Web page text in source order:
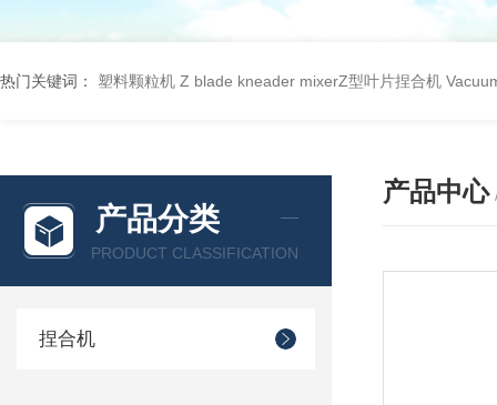
热门关键词： 塑料颗粒机 Z blade kneader mixerZ型叶片捏合机
产品分类
PRODUCT CLASSIFICATION
捏合机
产品中心